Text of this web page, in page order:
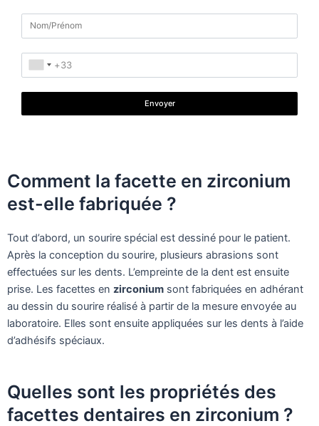
Envoyer
Comment la facette en zirconium
est-elle fabriquée ?
Tout d’abord, un sourire spécial est dessiné pour le patient.
Après la conception du sourire, plusieurs abrasions sont
effectuées sur les dents. L’empreinte de la dent est ensuite
prise. Les facettes en zirconium sont fabriquées en adhérant
au dessin du sourire réalisé à partir de la mesure envoyée au
laboratoire. Elles sont ensuite appliquées sur les dents à l’aide
d’adhésifs spéciaux.
Quelles sont les propriétés des
facettes dentaires en zirconium ?